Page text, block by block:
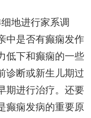
地进行家系调
中是否有癫痫发作
低下和癫痫的一些
诊断或新生儿期过
期进行治疗。还要
癫痫发病的重要原